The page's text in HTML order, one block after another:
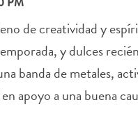
de creatividad y
y dulces
banda de metales,
apoyo a una buena